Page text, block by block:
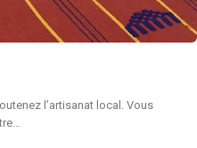
l’artisanat local. Vous